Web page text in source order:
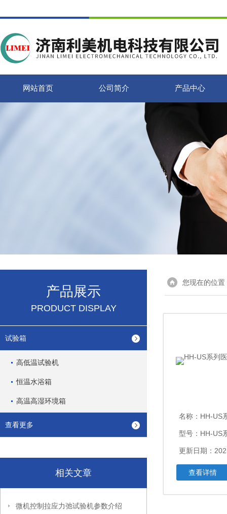
网站首页 公司简介 产品中心
产品展示
PRODUCT DISPLAY
试验箱
高低温试验机
恒温水浴箱
高温高湿环境箱
查看更多
相关文章
微机控制拉应力弛试验机参数介绍
您现在的位置
名称： HH-US系
型号：HH-US
更新日期：
查看详情